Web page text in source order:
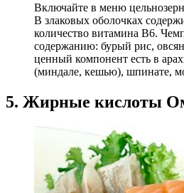
Включайте в меню
В злаковых оболочках
количество витамина В6.
содержанию: бурый рис,
ценный компонент есть в
(миндале, кешью), шпинате,
5. Жирные кислоты